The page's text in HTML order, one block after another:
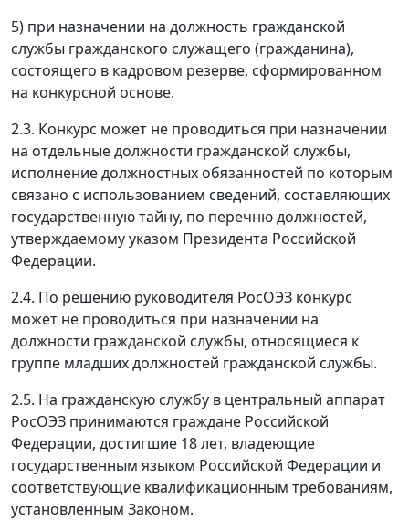
5) при назначении на должность гражданской
службы гражданского служащего (гражданина),
состоящего в кадровом резерве, сформированном
на конкурсной основе.
2.3. Конкурс может не проводиться при назначении
на отдельные должности гражданской службы,
исполнение должностных обязанностей по которым
связано с использованием сведений, составляющих
государственную тайну, по перечню должностей,
утверждаемому указом Президента Российской
Федерации.
2.4. По решению руководителя РосОЭЗ конкурс
может не проводиться при назначении на
должности гражданской службы, относящиеся к
группе младших должностей гражданской службы.
2.5. На гражданскую службу в центральный аппарат
РосОЭЗ принимаются граждане Российской
Федерации, достигшие 18 лет, владеющие
государственным языком Российской Федерации и
соответствующие квалификационным требованиям,
установленным Законом.